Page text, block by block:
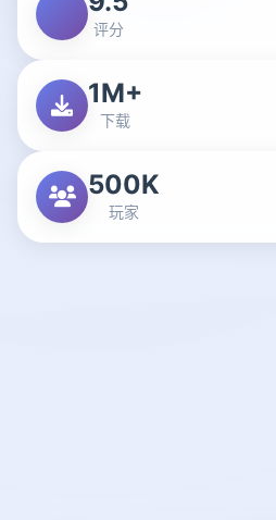
评分
1M+
下载
500K
玩家